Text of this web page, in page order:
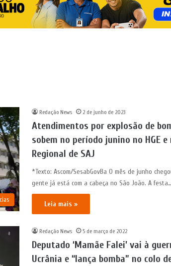
Redação News 2 de junho de 2023
Atendimentos por explosão de
sobem no período junino no HGE e
Regional de SAJ
*Texto: Ascom/SesabGovBa O mês de junho
gente já está com a cabeça no São João. A festa…
Leia mais »
Redação News 5 de março de 2022
Deputado ‘Mamãe Falei’ vai à
Ucrânia e “lança bomba” no colo